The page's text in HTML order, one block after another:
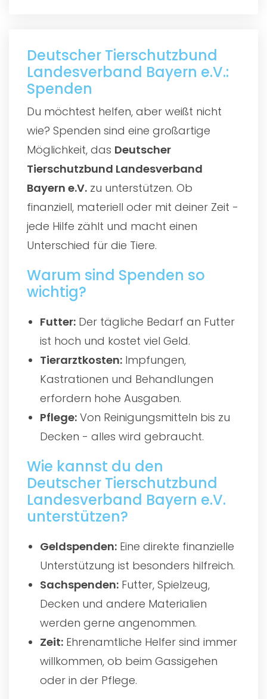
Deutscher Tierschutzbund
Landesverband Bayern e.V.:
Spenden
Du möchtest helfen, aber weißt nicht
wie? Spenden sind eine großartige
Möglichkeit, das Deutscher
Tierschutzbund Landesverband
Bayern e.V. zu unterstützen. Ob
finanziell, materiell oder mit deiner Zeit -
jede Hilfe zählt und macht einen
Unterschied für die Tiere.
Warum sind Spenden so
wichtig?
Futter: Der tägliche Bedarf an Futter
ist hoch und kostet viel Geld.
Tierarztkosten: Impfungen,
Kastrationen und Behandlungen
erfordern hohe Ausgaben.
Pflege: Von Reinigungsmitteln bis zu
Decken - alles wird gebraucht.
Wie kannst du den
Deutscher Tierschutzbund
Landesverband Bayern e.V.
unterstützen?
Geldspenden: Eine direkte finanzielle
Unterstützung ist besonders hilfreich.
Sachspenden: Futter, Spielzeug,
Decken und andere Materialien
werden gerne angenommen.
Zeit: Ehrenamtliche Helfer sind immer
willkommen, ob beim Gassigehen
oder in der Pflege.